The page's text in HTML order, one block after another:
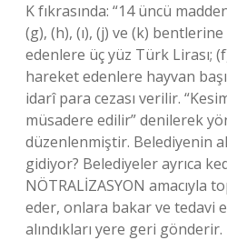
K fıkrasında: “14 üncü
(g), (h), (ı), (j) ve (k)
edenlere üç yüz Türk Lirası;
hareket edenlere hayvan
idarî para cezası verilir.
müsadere edilir” denilerek
düzenlenmiştir. Belediyenin
gidiyor? Belediyeler ayrıca
NÖTRALİZASYON amacıyla
eder, onlara bakar ve tedavi
alındıkları yere geri